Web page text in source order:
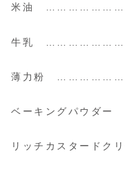
米油
牛乳
薄力粉 ………………
ベーキングパウダ
リッチカスタード